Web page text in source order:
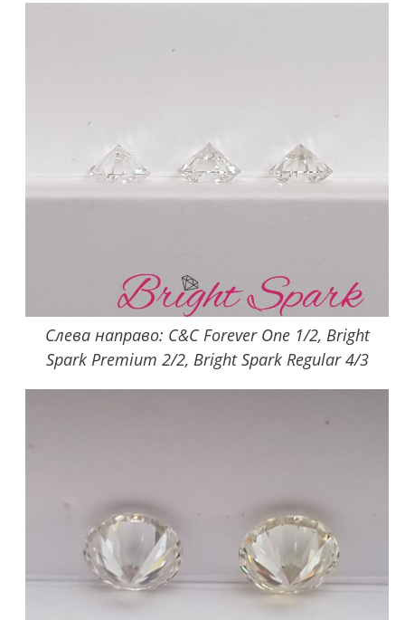
Слева направо: C&C Forever One 1/2, Bright
Spark Premium 2/2, Bright Spark Regular 4/3